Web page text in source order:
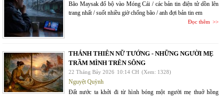
Bão Maysak đổ bộ vào Móng Cái / các bản tin điện tử dồn lên
trang nhất / suốt nhiều giờ chống bão / anh đợi bản tin em
Đọc thêm
THÁNH THIÊN NỮ TƯỚNG - NHỮNG NGƯỜI MẸ
TRẦM MÌNH TRÊN SÔNG
22 Tháng Bảy 2026 10:14 CH (Xem: 1328)
Nguyệt Quỳnh
Đất nước ta khởi đi từ hình bóng một người mẹ thuở hồng